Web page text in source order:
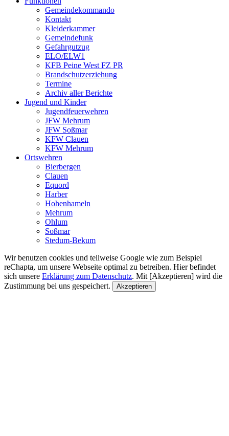
Gemeindekommando
Kontakt
Kleiderkammer
Gemeindefunk
Gefahrgutzug
ELO/ELW1
KFB Peine West FZ PR
Brandschutzerziehung
Termine
Archiv aller Berichte
Jugend und Kinder
Jugendfeuerwehren
JFW Mehrum
JFW Soßmar
KFW Clauen
KFW Mehrum
Ortswehren
Bierbergen
Clauen
Equord
Harber
Hohenhameln
Mehrum
Ohlum
Soßmar
Stedum-Bekum
Wir benutzen cookies und teilweise Google wie zum Beispiel
reChapta, um unsere Webseite optimal zu betreiben. Hier befindet
sich unsere Erklärung zum Datenschutz. Mit [Akzeptieren] wird die
Zustimmung bei uns gespeichert.
Akzeptieren